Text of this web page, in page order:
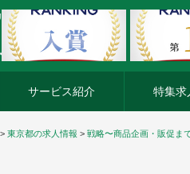
ア転職ならアージスジャパン
サービス紹介 特集求
> 東京都の求人情報 > 戦略〜商品企画・販促ま